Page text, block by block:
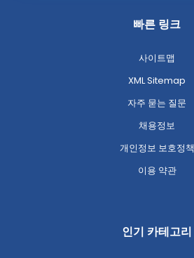
빠른 링크
사이트맵
XML Sitemap
자주 묻는 질문
채용정보
개인정보 보호정책
이용 약관
인기 카테고리